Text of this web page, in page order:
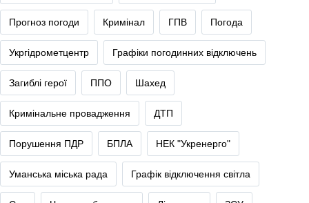
Прогноз погоди Кримінал ГПВ Погода
Укргідрометцентр Графіки погодинних відключень
Загиблі герої ППО Шахед
Кримінальне провадження ДТП
Порушення ПДР БПЛА НЕК "Укренерго"
Уманська міська рада Графік відключення світла